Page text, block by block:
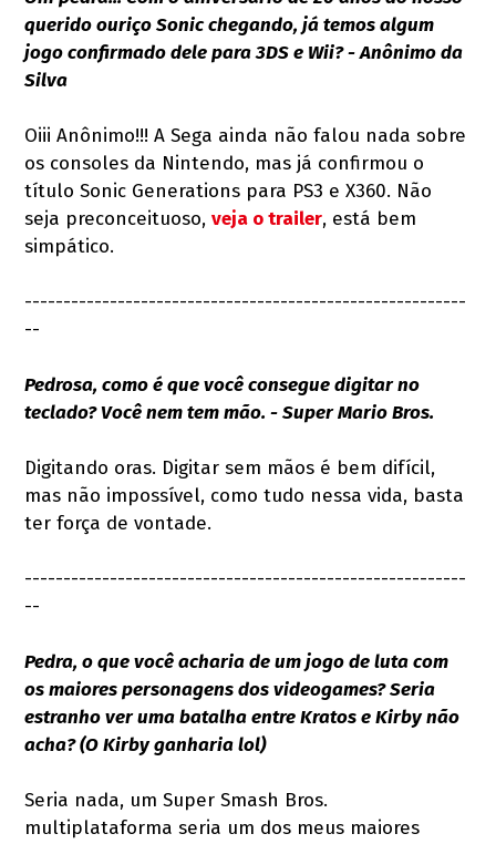
querido ouriço Sonic chegando, já temos algum
jogo confirmado dele para 3DS e Wii? - Anônimo da
Silva
Oiii Anônimo!!! A Sega ainda não falou nada sobre
os consoles da Nintendo, mas já confirmou o
título Sonic Generations para PS3 e X360. Não
seja preconceituoso,veja o trailer, está bem
simpático.
---------------------------------------------------------
--
Pedrosa, como é que você consegue digitar no
teclado? Você nem tem mão. - Super Mario Bros.
Digitando oras. Digitar sem mãos é bem difícil,
mas não impossível, como tudo nessa vida, basta
ter força de vontade.
---------------------------------------------------------
--
Pedra, o que você acharia de um jogo de luta com
os maiores personagens dos videogames? Seria
estranho ver uma batalha entre Kratos e Kirby não
acha? (O Kirby ganharia lol)
Seria nada, um Super Smash Bros.
multiplataforma seria um dos meus maiores